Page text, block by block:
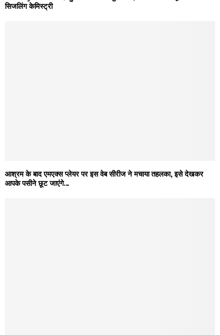
सिजलिंग केमिस्ट्री
आश्रम के बाद एमएक्स प्लेयर पर इस वेब सीरीज ने मचाया तहलका, इसे देखकर
आपके पसीने छूट जाएंगे…